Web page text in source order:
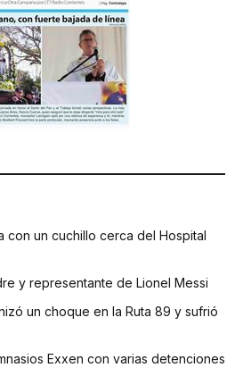
con un cuchillo cerca del Hospital
y representante de Lionel Messi
un choque en la Ruta 89 y sufrió
Exxen con varias detenciones